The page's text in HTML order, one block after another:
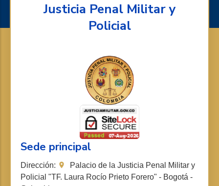
Justicia Penal Militar y
Policial
Sede principal
Dirección:
Palacio de la Justicia Penal Militar y
Policial "TF. Laura Rocío Prieto Forero" - Bogotá -